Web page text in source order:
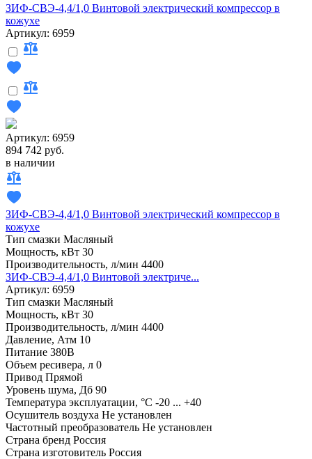
ЗИФ-СВЭ-4,4/1,0 Винтовой электрический компрессор в
кожухе
Артикул: 6959
Артикул: 6959
894 742 руб.
в наличии
ЗИФ-СВЭ-4,4/1,0 Винтовой электрический компрессор в
кожухе
Тип смазки Масляный
Мощность, кВт 30
Производительность, л/мин 4400
ЗИФ-СВЭ-4,4/1,0 Винтовой электриче...
Артикул: 6959
Тип смазки Масляный
Мощность, кВт 30
Производительность, л/мин 4400
Давление, Атм 10
Питание 380В
Объем ресивера, л 0
Привод Прямой
Уровень шума, Дб 90
Температура эксплуатации, °С -20 ... +40
Осушитель воздуха Не установлен
Частотный преобразователь Не установлен
Страна бренд Россия
Страна изготовитель Россия